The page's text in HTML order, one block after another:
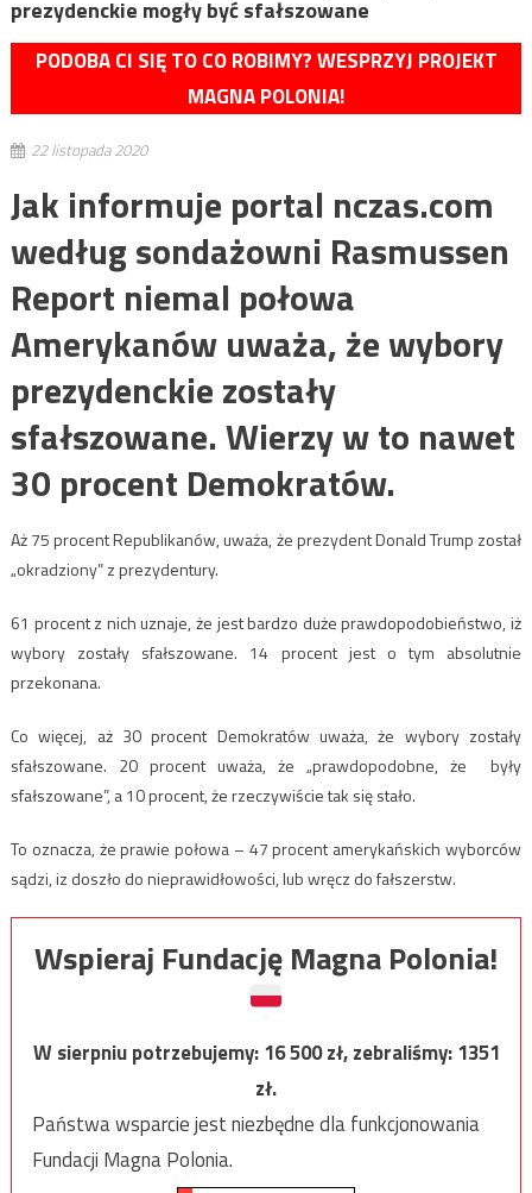
prezydenckie mogły być sfałszowane
PODOBA CI SIĘ TO CO ROBIMY? WESPRZYJ PROJEKT
MAGNA POLONIA!
22 listopada 2020
Jak informuje portal nczas.com
według sondażowni Rasmussen
Report niemal połowa
Amerykanów uważa, że wybory
prezydenckie zostały
sfałszowane. Wierzy w to nawet
30 procent Demokratów.
Aż 75 procent Republikanów, uważa, że prezydent Donald Trump został
„okradziony” z prezydentury.
61 procent z nich uznaje, że jest bardzo duże prawdopodobieństwo, iż
wybory zostały sfałszowane. 14 procent jest o tym absolutnie
przekonana.
Co więcej, aż 30 procent Demokratów uważa, że wybory zostały
sfałszowane. 20 procent uważa, że „prawdopodobne, że były
sfałszowane”, a 10 procent, że rzeczywiście tak się stało.
To oznacza, że prawie połowa – 47 procent amerykańskich wyborców
sądzi, iz doszło do nieprawidłowości, lub wręcz do fałszerstw.
Wspieraj Fundację Magna Polonia!
W sierpniu potrzebujemy:16 500zł, zebraliśmy:1351
zł.
Państwa wsparcie jest niezbędne dla funkcjonowania
Fundacji Magna Polonia.